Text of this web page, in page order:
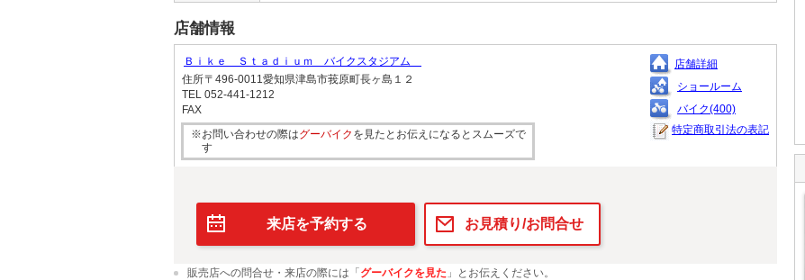
店舗情報
Ｂｉｋｅ Ｓｔａｄｉｕｍ バイクスタジアム
住所〒496-0011愛知県津島市莪原町長ヶ島１２
TEL 052-441-1212
FAX
※お問い合わせの際はグーバイク を見たとお伝えになるとスムーズで
す
店舗詳細
ショールーム
バイク(400)
特定商取引法の表記
来店を予約する お見積り/お問合せ
販売店への問合せ・来店の際には「グーバイクを見た 」とお伝えください。